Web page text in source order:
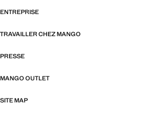
ENTREPRISE
TRAVAILLER CHEZ MANGO
PRESSE
MANGO OUTLET
SITE MAP